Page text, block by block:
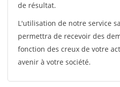
de résultat.
L'utilisation de notre service
permettra de recevoir des
fonction des creux de votre
avenir à votre société.